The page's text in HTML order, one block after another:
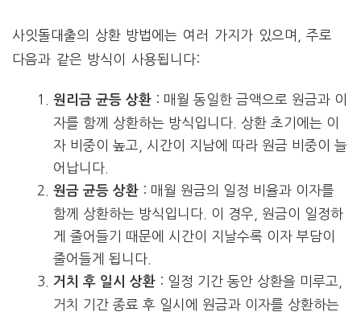
사잇돌대출의 상환 방법에는 여러 가지가 있으며, 주로
다음과 같은 방식이 사용됩니다:
원리금 균등 상환 : 매월 동일한 금액으로 원금과 이
자를 함께 상환하는 방식입니다. 상환 초기에는 이
자 비중이 높고, 시간이 지남에 따라 원금 비중이 늘
어납니다.
원금 균등 상환 : 매월 원금의 일정 비율과 이자를
함께 상환하는 방식입니다. 이 경우, 원금이 일정하
게 줄어들기 때문에 시간이 지날수록 이자 부담이
줄어들게 됩니다.
거치 후 일시 상환 : 일정 기간 동안 상환을 미루고,
거치 기간 종료 후 일시에 원금과 이자를 상환하는